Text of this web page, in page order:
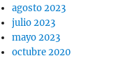
agosto 2023
julio 2023
mayo 2023
octubre 2020